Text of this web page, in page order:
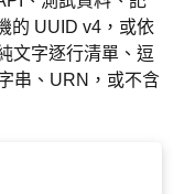
的 UUID v4，或依
文字逐行清單、逗
串、URN，或不含